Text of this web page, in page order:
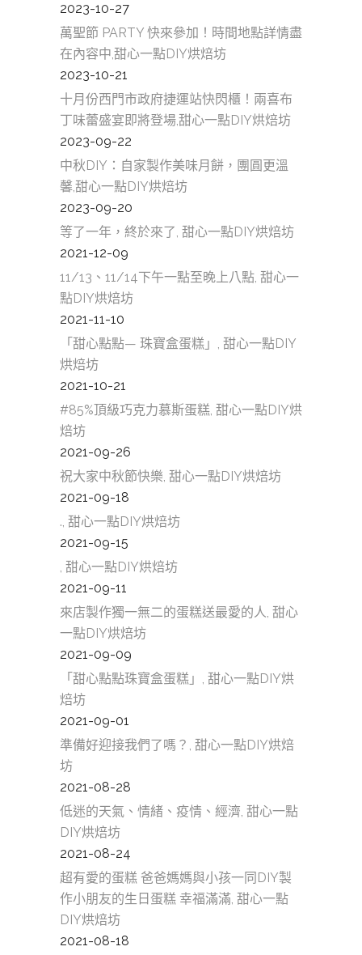
2023-10-27
萬聖節 PARTY 快來參加！時間地點詳情盡
在內容中,甜心一點DIY烘焙坊
2023-10-21
十月份西門市政府捷運站快閃櫃！兩喜布
丁味蕾盛宴即將登場,甜心一點DIY烘焙坊
2023-09-22
中秋DIY：自家製作美味月餅，團圓更溫
馨,甜心一點DIY烘焙坊
2023-09-20
等了一年，終於來了, 甜心一點DIY烘焙坊
2021-12-09
11/13、11/14下午一點至晚上八點, 甜心一
點DIY烘焙坊
2021-11-10
「甜心點點— 珠寶盒蛋糕」, 甜心一點DIY
烘焙坊
2021-10-21
#85%頂級巧克力慕斯蛋糕, 甜心一點DIY烘
焙坊
2021-09-26
祝大家中秋節快樂, 甜心一點DIY烘焙坊
2021-09-18
., 甜心一點DIY烘焙坊
2021-09-15
, 甜心一點DIY烘焙坊
2021-09-11
來店製作獨一無二的蛋糕送最愛的人, 甜心
一點DIY烘焙坊
2021-09-09
「甜心點點珠寶盒蛋糕」, 甜心一點DIY烘
焙坊
2021-09-01
準備好迎接我們了嗎？, 甜心一點DIY烘焙
坊
2021-08-28
低迷的天氣、情緒、疫情、經濟, 甜心一點
DIY烘焙坊
2021-08-24
超有愛的蛋糕 爸爸媽媽與小孩一同DIY製
作小朋友的生日蛋糕 幸福滿滿, 甜心一點
DIY烘焙坊
2021-08-18